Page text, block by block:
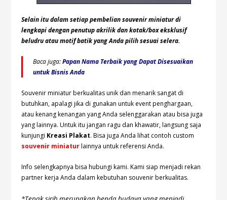
Selain itu dalam setiap pembelian souvenir miniatur di
lengkapi dengan penutup akrilik dan kotak/box eksklusif
beludru atau motif batik yang Anda pilih sesuai selera.
Baca juga:Papan Nama Terbaik yang Dapat Disesuaikan
untuk Bisnis Anda
Souvenir miniatur berkualitas unik dan menarik sangat di
butuhkan, apalagi jika di gunakan untuk event penghargaan,
atau kenang kenangan yang Anda selenggarakan atau bisa juga
yang lainnya. Untuk itu jangan ragu dan khawatir, langsung saja
kunjungi Kreasi Plakat. Bisa juga Anda lihat contoh custom
souvenir miniaturlainnya untuk referensi Anda.
Info selengkapnya bisa hubungikami. Kami siap menjadi rekan
partner kerja Anda dalam kebutuhan souvenir berkualitas.